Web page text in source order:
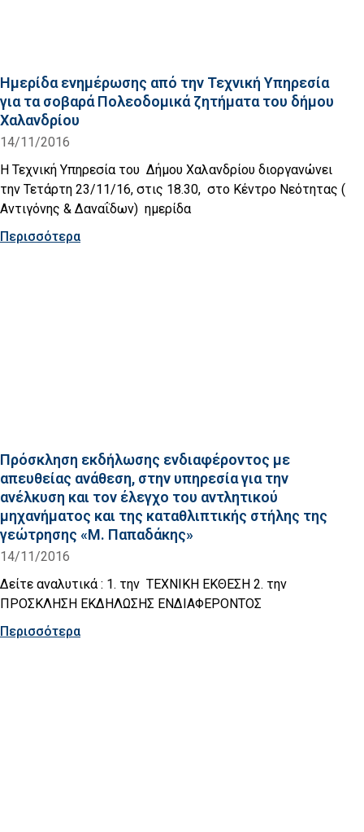
Ημερίδα ενημέρωσης από την Τεχνική Υπηρεσία
για τα σοβαρά Πολεοδομικά ζητήματα του δήμου
Χαλανδρίου
14/11/2016
Η Τεχνική Υπηρεσία του Δήμου Χαλανδρίου διοργανώνει
την Τετάρτη 23/11/16, στις 18.30, στο Κέντρο Νεότητας (
Αντιγόνης & Δαναΐδων) ημερίδα
Περισσότερα
Πρόσκληση εκδήλωσης ενδιαφέροντος με
απευθείας ανάθεση, στην υπηρεσία για την
ανέλκυση και τον έλεγχο του αντλητικού
μηχανήματος και της καταθλιπτικής στήλης της
γεώτρησης «Μ. Παπαδάκης»
14/11/2016
Δείτε αναλυτικά : 1. την ΤΕΧΝΙΚΗ ΕΚΘΕΣΗ 2. την
ΠΡΟΣΚΛΗΣΗ ΕΚΔΗΛΩΣΗΣ ΕΝΔΙΑΦΕΡΟΝΤΟΣ
Περισσότερα